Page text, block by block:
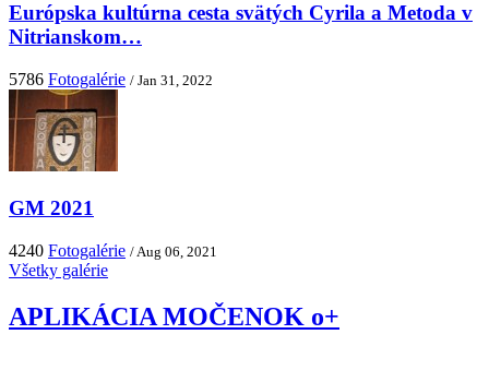
Európska kultúrna cesta svätých Cyrila a Metoda v
Nitrianskom…
5786 Fotogalérie / Jan 31, 2022
GM 2021
4240 Fotogalérie / Aug 06, 2021
Všetky galérie
APLIKÁCIA MOČENOK o+